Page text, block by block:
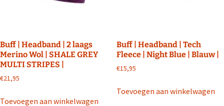
Buff | Headband | 2 laags
Merino Wol | SHALE GREY
MULTI STRIPES |
€21,95
Toevoegen aan winkelwagen
Buff | Headband | Tech
Fleece | Night Blue | Blauw |
€15,95
Toevoegen aan winkelwagen